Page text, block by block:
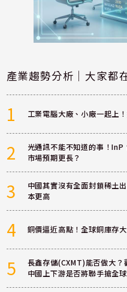
產業趨勢分析｜大家都
1 工業電腦大廠、小廠一起上
2
光通訊不能不知道的事！
市場預期更長？
3
中國其實沒有全面封鎖稀土
本更高
4 銅價逼近高點！全球銅庫存
5
長鑫存儲(CXMT)能否做大
中國上下游是否將聯手搶全